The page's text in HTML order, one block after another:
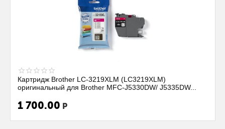
Картридж Brother LC-3219XLM (LC3219XLM)
оригинальный для Brother MFC-J5330DW/ J5335DW...
1 700.00 Р